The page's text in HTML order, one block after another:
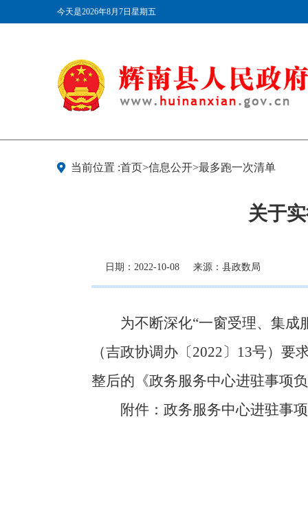
今天是2026年8月7日星期五
当前位置 :首页>信息公开>最多跑一次清单
关于
日期：2022-10-08 来源：县政数局
为不断深化“一窗受理、集成服
（吉政协调办〔2022〕13号）
整后的《政务服务中心进驻事项
附件： 政务服务中心进驻事